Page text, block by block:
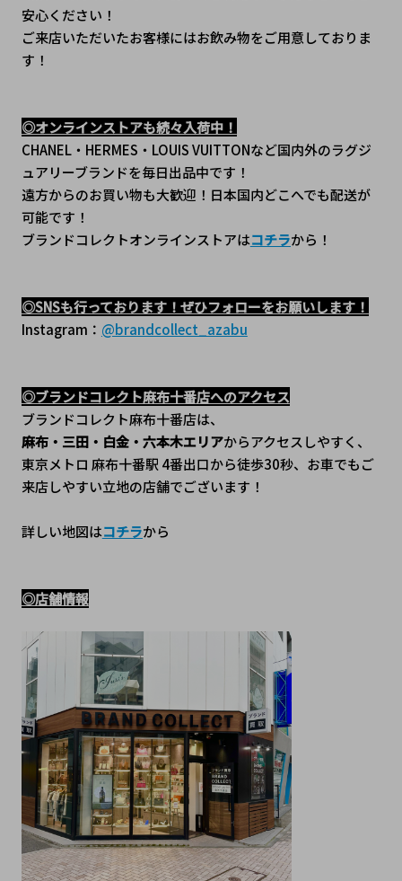
安心ください！
ご来店いただいたお客様にはお飲み物をご用意しておりま
す！
◎オンラインストアも続々入荷中！
CHANEL・HERMES・LOUIS VUITTONなど国内外のラグジ
ュアリーブランドを毎日出品中です！
遠方からのお買い物も大歓迎！日本国内どこへでも配送が
可能です！
ブランドコレクトオンラインストアはコチラから！
◎SNSも行っております！ぜひフォローをお願いします！
Instagram： @brandcollect_azabu
◎ブランドコレクト麻布十番店へのアクセス
ブランドコレクト麻布十番店は、
麻布・三田・白金・六本木エリアからアクセスしやすく、
東京メトロ 麻布十番駅 4番出口から徒歩30秒、﻿お車でもご
来店しやすい立地の店舗でございます！
詳しい地図はコチラから
◎店舗情報